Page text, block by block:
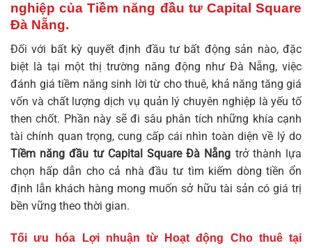
nghiệp của Tiềm năng đầu tư Capital Square
Đà Nẵng.
Đối với bất kỳ quyết định đầu tư bất động sản nào, đặc
biệt là tại một thị trường năng động như Đà Nẵng, việc
đánh giá tiềm năng sinh lời từ cho thuê, khả năng tăng giá
vốn và chất lượng dịch vụ quản lý chuyên nghiệp là yếu tố
then chốt. Phần này sẽ đi sâu phân tích những khía cạnh
tài chính quan trọng, cung cấp cái nhìn toàn diện về lý do
Tiềm năng đầu tư Capital Square Đà Nẵng trở thành lựa
chọn hấp dẫn cho cả nhà đầu tư tìm kiếm dòng tiền ổn
định lẫn khách hàng mong muốn sở hữu tài sản có giá trị
bền vững theo thời gian.
Tối ưu hóa Lợi nhuận từ Hoạt động Cho thuê tại